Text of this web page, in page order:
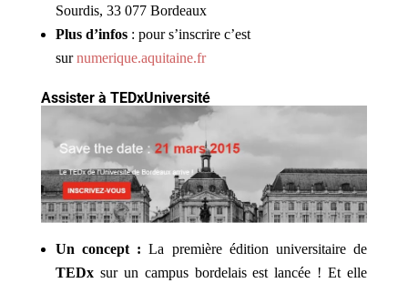
Sourdis, 33 077 Bordeaux
Plus d’infos: pour s’inscrire c’est
surnumerique.aquitaine.fr
Assister à TEDxUniversité
Un concept : La première édition universitaire de
TEDxsur un campus bordelais est lancée ! Et elle